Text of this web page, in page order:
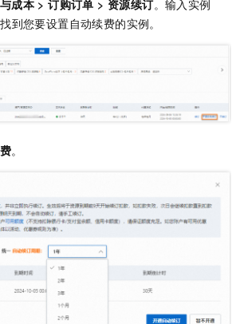
成本 >订购订单 >资源续订。输入实例
找到您要设置自动续费的实例。
。